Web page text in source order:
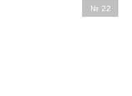
№ 22